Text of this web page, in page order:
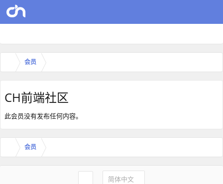
会员
CH前端社区
此会员没有发布任何内容。
会员
简体中文